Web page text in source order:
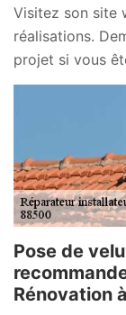
Visitez son site
réalisations.
projet si vous
Pose de
Rénovation